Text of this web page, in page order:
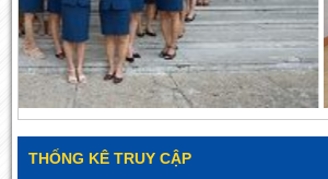
THỐNG KÊ TRUY CẬP